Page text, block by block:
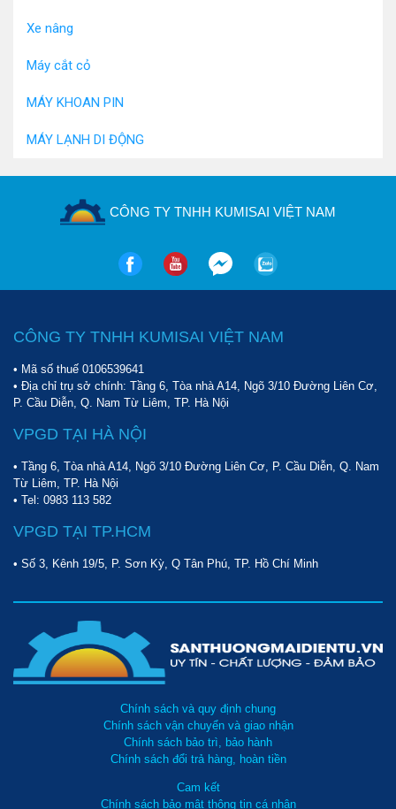
Xe nâng
Máy cắt cỏ
MÁY KHOAN PIN
MÁY LẠNH DI ĐỘNG
CÔNG TY TNHH KUMISAI VIỆT NAM
CÔNG TY TNHH KUMISAI VIỆT NAM
• Mã số thuế 0106539641
• Địa chỉ trụ sở chính: Tầng 6, Tòa nhà A14, Ngõ 3/10 Đường Liên Cơ,
P. Cầu Diễn, Q. Nam Từ Liêm, TP. Hà Nội
VPGD TẠI HÀ NỘI
• Tầng 6, Tòa nhà A14, Ngõ 3/10 Đường Liên Cơ, P. Cầu Diễn, Q. Nam
Từ Liêm, TP. Hà Nội
• Tel: 0983 113 582
VPGD TẠI TP.HCM
• Số 3, Kênh 19/5, P. Sơn Kỳ, Q Tân Phú, TP. Hồ Chí Minh
Chính sách và quy định chung
Chính sách vận chuyển và giao nhận
Chính sách bảo trì, bảo hành
Chính sách đổi trả hàng, hoàn tiền
Cam kết
Chính sách bảo mật thông tin cá nhân